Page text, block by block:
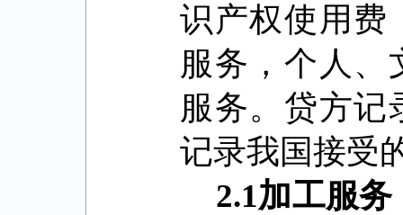
识产权使用费
服务，个人、
服务。贷方记
记录我国接受
2.1加工服务